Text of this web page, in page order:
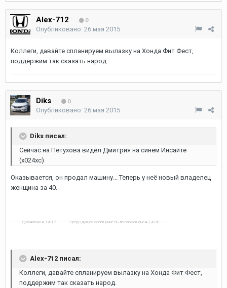
Alex-712 0
Опубликовано: 26 мая 2015
Коллеги, давайте спланируем вылазку на Хонда Фит Фест,
поддержим так сказать народ.
Diks 0
Опубликовано: 26 мая 2015
Diks писал:
Сейчас на Петухова видел Дмитрия на синем Инсайте
(х024хс)
Оказывается, он продал машину... Теперь у неё новый владелец
женщина за 40.
---------- Добавлено в 14:12 ---------- Предыдущее сообщение было размещено в 14:08 ----------
Alex-712 писал:
Коллеги, давайте спланируем вылазку на Хонда Фит Фест,
поддержим так сказать народ.